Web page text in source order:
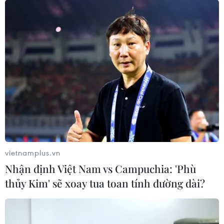
Chốt tổ dân phố an toàn trên đường Quán Thánh (phường
Quán Thánh, Ba Đình) đã mở sáng 22/9. (Ảnh: Hoàng
vietnamplus.vn
Nhận định Việt Nam vs Campuchia: 'Phù
thủy Kim' sẽ xoay tua toan tính đường dài?